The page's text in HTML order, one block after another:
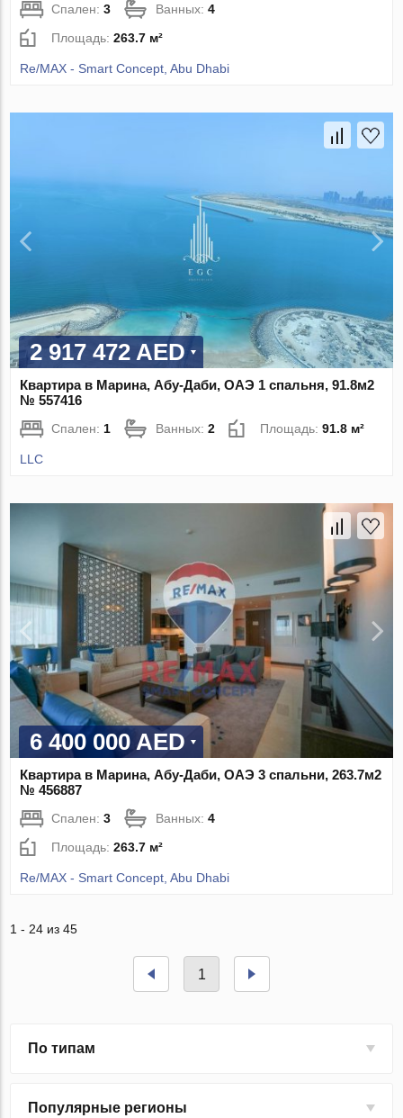
Спален:3 Ванных:4
Площадь:263.7 м²
Re/MAX - Smart Concept, Abu Dhabi
2 917 472 AED
Квартира в Марина, Абу-Даби, ОАЭ 1 спальня, 91.8м2
№ 557416
Спален: 1 Ванных:2 Площадь:91.8 м²
LLC
6 400 000 AED
Квартира в Марина, Абу-Даби, ОАЭ 3 спальни, 263.7м2
№ 456887
Спален:3 Ванных:4
Площадь:263.7 м²
Re/MAX - Smart Concept, Abu Dhabi
1 - 24 из 45
1
По типам
Популярные регионы